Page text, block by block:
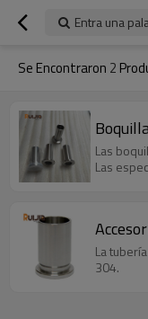
Entra una
Se Encontraron 2
Las
Las
La
304.